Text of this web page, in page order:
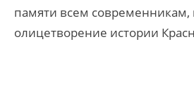
памяти всем
олицетворение истории